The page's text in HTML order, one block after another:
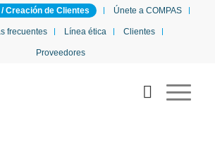
Creación de Clientes Únete a COMPAS
frecuentes Línea ética Clientes
Proveedores